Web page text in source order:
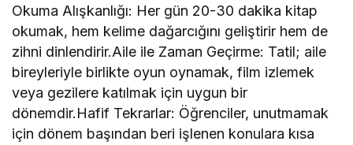
Okuma Alışkanlığı: Her gün 20-30 dakika kitap
okumak, hem kelime dağarcığını geliştirir hem de
zihni dinlendirir.Aile ile Zaman Geçirme: Tatil; aile
bireyleriyle birlikte oyun oynamak, film izlemek
veya gezilere katılmak için uygun bir
dönemdir.Hafif Tekrarlar: Öğrenciler, unutmamak
için dönem başından beri işlenen konulara kısa